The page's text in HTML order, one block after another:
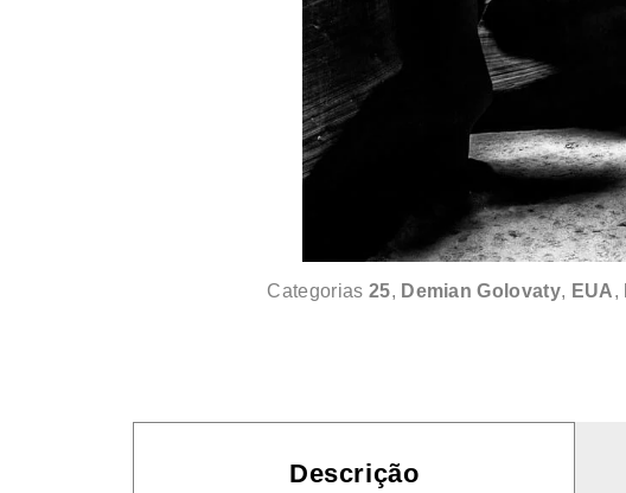
Categorias 25, Demian Golovaty, EUA,
Descrição